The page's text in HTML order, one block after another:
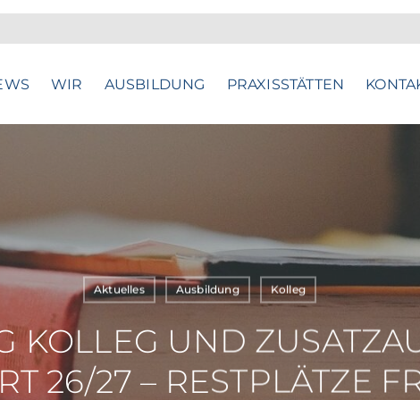
WIR AUSBILDUNG PRAXISSTÄTTEN
Aktuelles Ausbildung Kolleg
KOLLEG UND
26/27 – RESTPLÄTZE